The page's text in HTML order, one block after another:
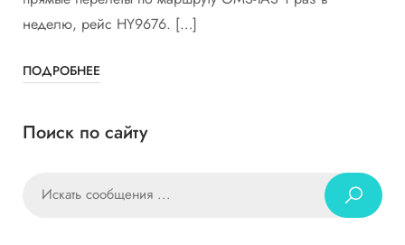
неделю, рейс HY9676. […]
ПОДРОБНЕЕ
Поиск по сайту